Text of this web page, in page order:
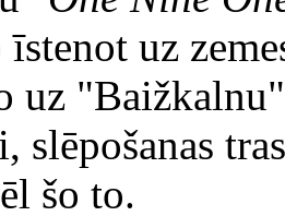
īstenot uz
uz
slēpošanas
šo to.